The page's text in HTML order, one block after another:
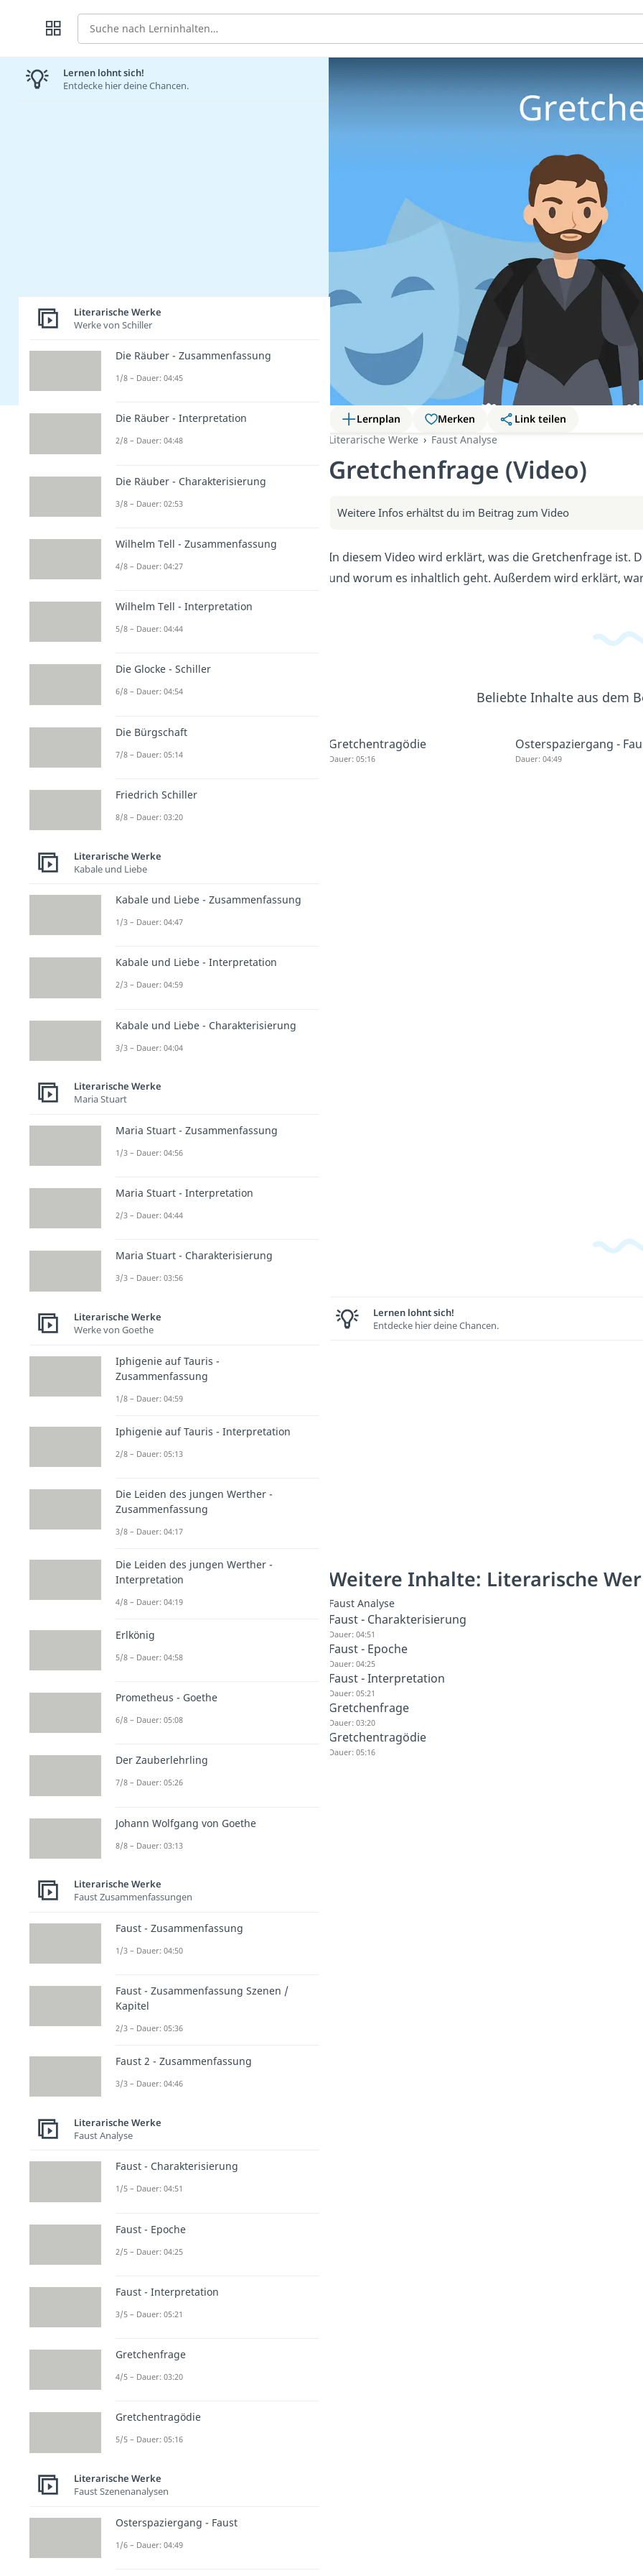
Suche
Lernplan Merken
Link teilen
Literarische Werke
Faust Analyse
Gretchenfrage (Video)
Weitere Infos erhältst du im Beitrag zum Video
In diesem Video wird erklärt, was die Gretchenfrage ist.
und worum es inhaltlich geht. Außerdem wird erklärt,
Beliebte Inhalte aus dem
Gretchentragödie
Dauer: 05:16
Osterspaziergang -
Dauer: 04:49
Lernen lohnt sich!
Entdecke hier deine Chancen.
Weitere Inhalte: Literarische
Faust Analyse
Faust - Charakterisierung
Dauer: 04:51
Faust - Epoche
Dauer: 04:25
Faust - Interpretation
Dauer: 05:21
Gretchenfrage
Dauer: 03:20
Gretchentragödie
Dauer: 05:16
Lernen lohnt sich!
Entdecke hier deine Chancen.
Literarische Werke
Werke von Schiller
Die Räuber - Zusammenfassung
1/8 – Dauer: 04:45
Die Räuber - Interpretation
2/8 – Dauer: 04:48
Die Räuber - Charakterisierung
3/8 – Dauer: 02:53
Wilhelm Tell - Zusammenfassung
4/8 – Dauer: 04:27
Wilhelm Tell - Interpretation
5/8 – Dauer: 04:44
Die Glocke - Schiller
6/8 – Dauer: 04:54
Die Bürgschaft
7/8 – Dauer: 05:14
Friedrich Schiller
8/8 – Dauer: 03:20
Literarische Werke
Kabale und Liebe
Kabale und Liebe - Zusammenfassung
1/3 – Dauer: 04:47
Kabale und Liebe - Interpretation
2/3 – Dauer: 04:59
Kabale und Liebe - Charakterisierung
3/3 – Dauer: 04:04
Literarische Werke
Maria Stuart
Maria Stuart - Zusammenfassung
1/3 – Dauer: 04:56
Maria Stuart - Interpretation
2/3 – Dauer: 04:44
Maria Stuart - Charakterisierung
3/3 – Dauer: 03:56
Literarische Werke
Werke von Goethe
Iphigenie auf Tauris -
Zusammenfassung
1/8 – Dauer: 04:59
Iphigenie auf Tauris - Interpretation
2/8 – Dauer: 05:13
Die Leiden des jungen Werther -
Zusammenfassung
3/8 – Dauer: 04:17
Die Leiden des jungen Werther -
Interpretation
4/8 – Dauer: 04:19
Erlkönig
5/8 – Dauer: 04:58
Prometheus - Goethe
6/8 – Dauer: 05:08
Der Zauberlehrling
7/8 – Dauer: 05:26
Johann Wolfgang von Goethe
8/8 – Dauer: 03:13
Literarische Werke
Faust Zusammenfassungen
Faust - Zusammenfassung
1/3 – Dauer: 04:50
Faust - Zusammenfassung Szenen /
Kapitel
2/3 – Dauer: 05:36
Faust 2 - Zusammenfassung
3/3 – Dauer: 04:46
Literarische Werke
Faust Analyse
Faust - Charakterisierung
1/5 – Dauer: 04:51
Faust - Epoche
2/5 – Dauer: 04:25
Faust - Interpretation
3/5 – Dauer: 05:21
Gretchenfrage
4/5 – Dauer: 03:20
Gretchentragödie
5/5 – Dauer: 05:16
Literarische Werke
Faust Szenenanalysen
Osterspaziergang - Faust
1/6 – Dauer: 04:49